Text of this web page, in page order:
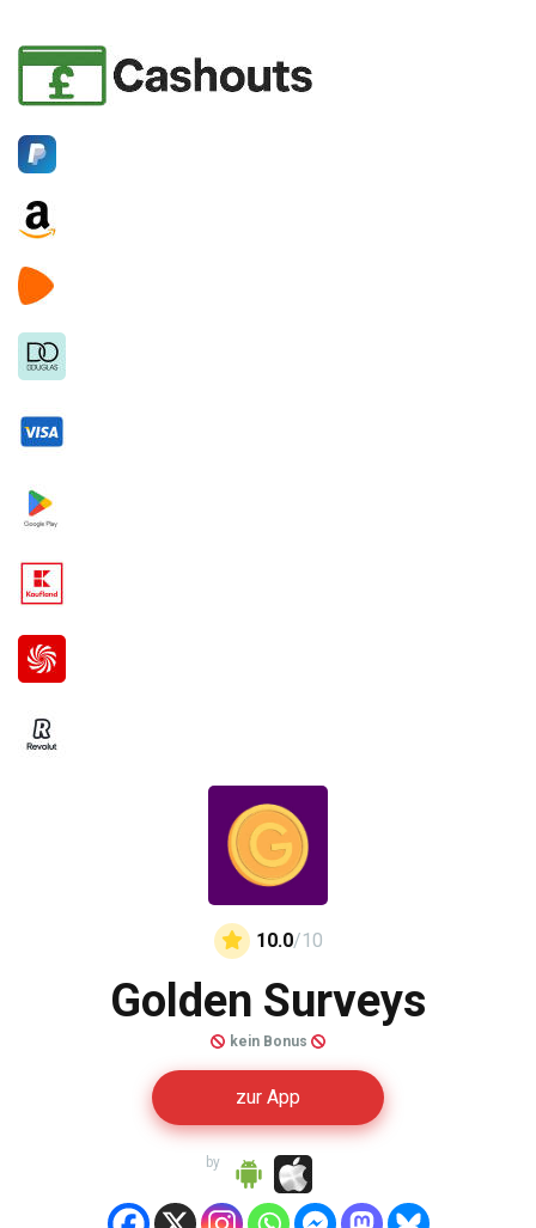
10.0/10
Golden Surveys
kein Bonus
zur App
by